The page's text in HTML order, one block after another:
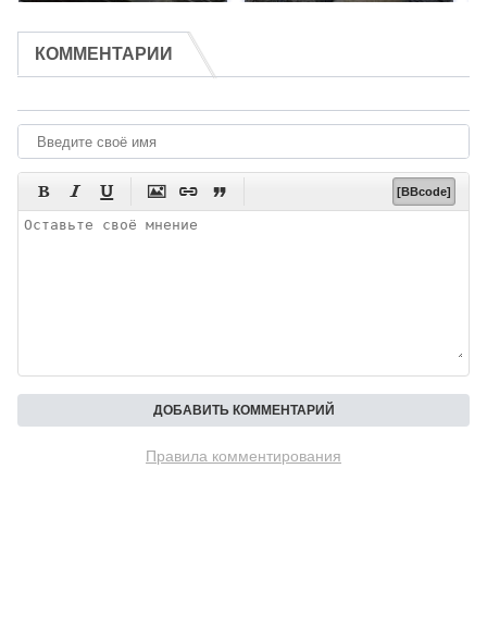
КОММЕНТАРИИ
      [BBcode]
Правила комментирования